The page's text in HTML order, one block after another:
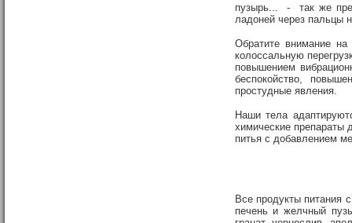
пузырь... - так же
ладоней через пальцы
Обратите внимание
колоссальную
повышением
беспокойство,
простудные явления.
Наши тела
химические препараты
питья с добавлением
Все продукты питания
печень и желчный